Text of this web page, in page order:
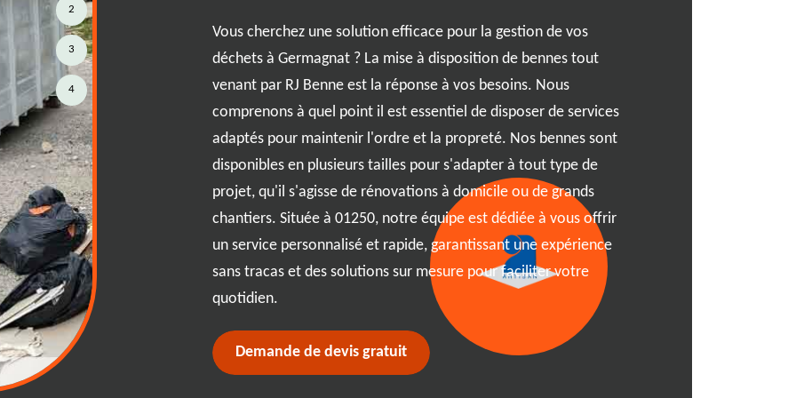
pour gérer
soit pour un projet de
pour un grand
faire toute la différence. RJ
flexibles et abordables
Avec une large
l'option idéale pour tout
environs bénéficient d'une
éprouvée, garantissant
et respectueuse de
Vous cherchez une solution efficace pour la gestion de vos
déchets à Germagnat ? La mise à disposition de bennes tout
venant par RJ Benne est la réponse à vos besoins. Nous
comprenons à quel point il est essentiel de disposer de services
adaptés pour maintenir l'ordre et la propreté. Nos bennes sont
disponibles en plusieurs tailles pour s'adapter à tout type de
projet, qu'il s'agisse de rénovations à domicile ou de grands
chantiers. Située à 01250, notre équipe est dédiée à vous offrir
un service personnalisé et rapide, garantissant une expérience
sans tracas et des solutions sur mesure pour faciliter votre
quotidien.
2
3
4
Demande de devis gratuit